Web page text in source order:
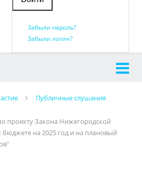
Забыли пароль?
Забыли логин?
Публичные слушания
проекту Закона Нижегородской
на 2025 год и на плановый